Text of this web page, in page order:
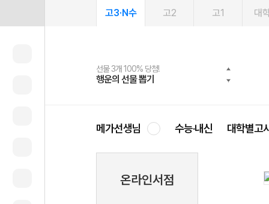
고3·N수 고2 고1 대
선물 3개 100% 당첨!
행운의 선물 뽑기
선물 100% 증정!
메가스터디 X 올리브
여름방학 스터디 캐시백
메가런 썸머스쿨
2027 러셀 단과
강사 공개선발
스마트러닝앱
설문 EVENT
메가패스
3일 무료 체험권
메가패스 수강생 무료혜택!
메가클럽 멤버십
사회공헌 캠페인
희망이룸 메가나눔
메가선생님 수능·내신 대학별고
온라인서점